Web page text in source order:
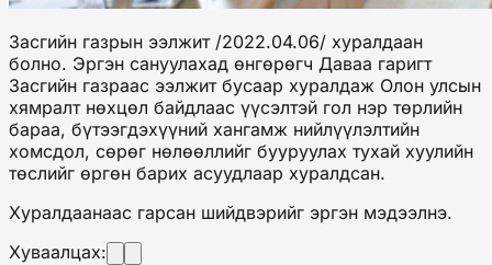
Засгийн газрын ээлжит /2022.04.06/ хуралдаан
болно. Эргэн сануулахад өнгөрөгч Даваа гаригт
Засгийн газраас ээлжит бусаар хуралдаж Олон улсын
хямралт нөхцөл байдлаас үүсэлтэй гол нэр төрлийн
бараа, бүтээгдэхүүний хангамж нийлүүлэлтийн
хомсдол, сөрөг нөлөөллийг бууруулах тухай хуулийн
төслийг өргөн барих асуудлаар хуралдсан.
Хуралдаанаас гарсан шийдвэрийг эргэн мэдээлнэ.
Хуваалцах: